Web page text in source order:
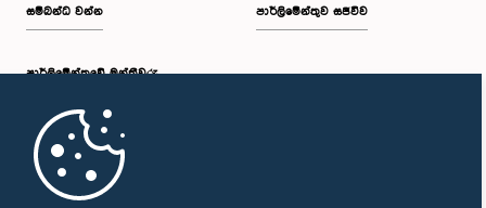
සම්බන්ධ වන්න
පාර්ලි‌මේන්තුවේ මන්ත්‍රීවරු
මුල් පිටුව
පාර්ලිමේන්තුව සජීවීව